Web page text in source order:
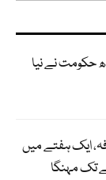
حکومت نے نیا
ایک ہفتے میں